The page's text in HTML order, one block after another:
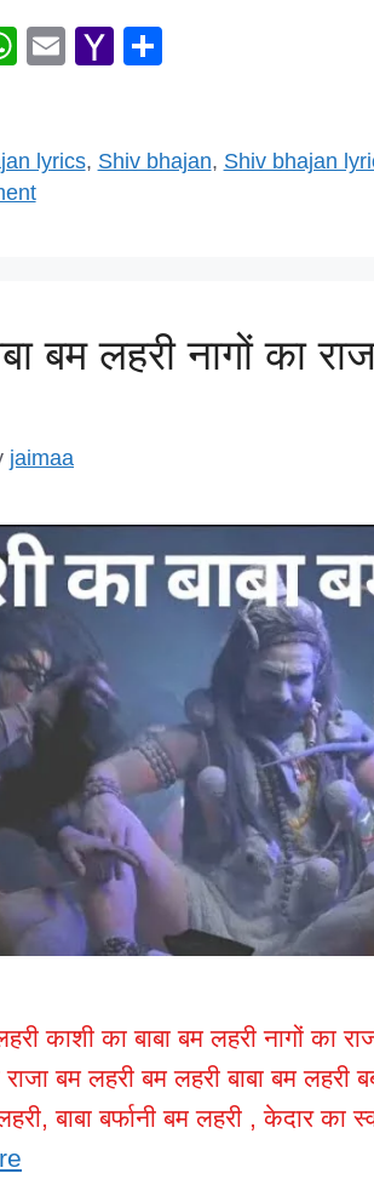
W
s
A
E
Y
o
e
lyrics, Shiv bhajan, Shiv bhajan
बम लहरी नागों का
jaimaa
काशी का बाबा बम लहरी नागों का
बम लहरी बम लहरी बाबा बम लहरी
बाबा बर्फानी बम लहरी , केदार का